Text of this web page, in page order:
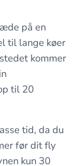
på en
til lange køer
kommer
til 20
tid, da du
før dit fly
kun 30